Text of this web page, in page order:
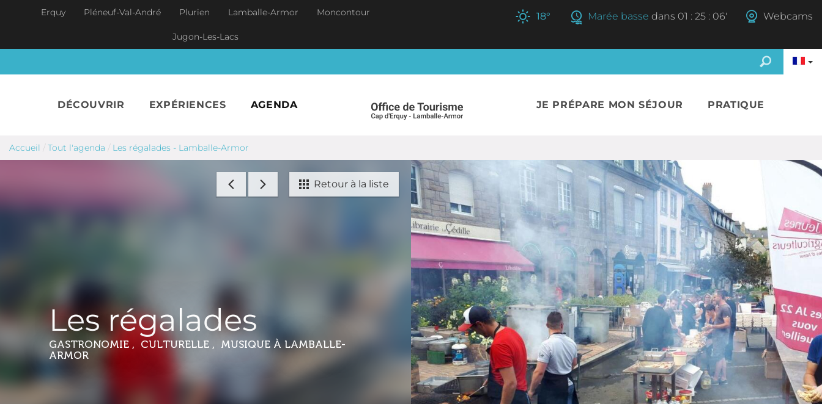
Aller au contenu principal
Erquy Pléneuf-Val-André Plurien Lamballe-Armor Moncontour
Jugon-Les-Lacs
18° Marée basse dans 01 : 25 : 05' Webcams
DÉCOUVRIR EXPÉRIENCES AGENDA JE PRÉPARE MON SÉJOUR PRATIQUE
Accueil / Tout l'agenda / Les régalades - Lamballe-Armor
Retour à la liste
Les régalades
GASTRONOMIE , CULTURELLE , MUSIQUE À LAMBALLE-
ARMOR